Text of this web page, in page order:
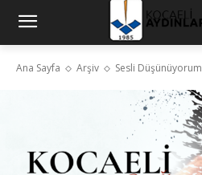
Ana Sayfa Arşiv Sesli Düşünüyorum